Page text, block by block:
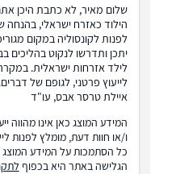
שלום מאיר, לא כתבת היכן
הילוד כאזרח ישראלי, בהנחה
לפנות לקונסוליה במקום
יתכן ותדרשו לנקוט
לילד אזרחות ישראלית.
לייעוץ פרטני, לגופם של
איילת טרסר אבס, עו"ד
המידע המוצג כאן אינו מהווה
ו/או חוות דעת, מומלץ לפנות
כל הסתמכות על המידע המוצג
הגלישה באתר היא בכפוף